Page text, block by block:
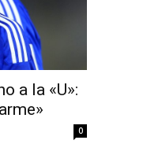
a la «U»:
0